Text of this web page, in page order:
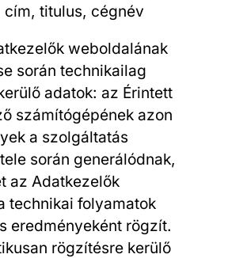
cím, titulus, cégnév
weboldalának
során technikailag
adatok: az Érintett
számítógépének azon
a szolgáltatás
során generálódnak,
az Adatkezelők
technikai folyamatok
eredményeként rögzít.
rögzítésre kerülő